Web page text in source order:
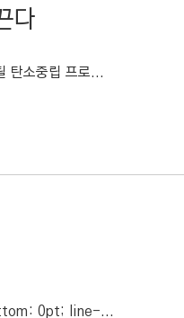
다
탄소중립 프로...
0pt; line-...